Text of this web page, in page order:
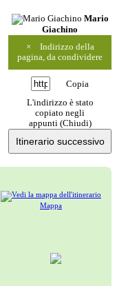
Mario
Giachino
×
Indirizzo della
pagina, da condividere
Copia
L'indirizzo è stato
copiato negli
appunti (Chiudi)
Itinerario successivo
Mappa